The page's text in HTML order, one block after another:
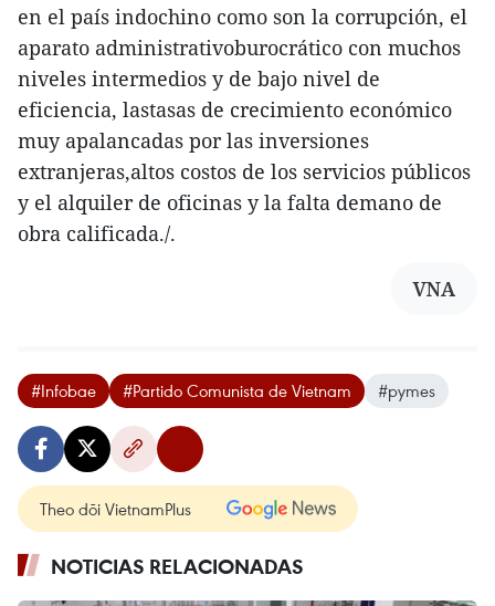
en el país indochino como son la corrupción, el
aparato administrativoburocrático con muchos
niveles intermedios y de bajo nivel de
eficiencia, lastasas de crecimiento económico
muy apalancadas por las inversiones
extranjeras,altos costos de los servicios públicos
y el alquiler de oficinas y la falta demano de
obra calificada./.
VNA
#Infobae #Partido Comunista de Vietnam #pymes
Theo dõi VietnamPlus
NOTICIAS RELACIONADAS